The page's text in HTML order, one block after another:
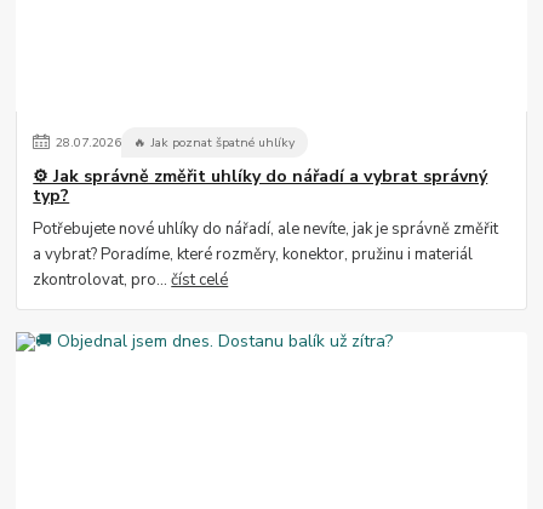
28.07.2026 🔥 Jak poznat špatné uhlíky
⚙️ Jak správně změřit uhlíky do nářadí a vybrat správný
typ?
Potřebujete nové uhlíky do nářadí, ale nevíte, jak je správně změřit
a vybrat? Poradíme, které rozměry, konektor, pružinu i materiál
zkontrolovat, pro...číst celé